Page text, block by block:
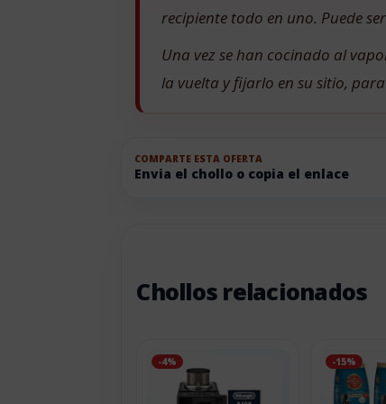
recipiente todo en uno. Puede
Una vez se han cocinado al
la vuelta y fijarlo en su sitio,
COMPARTE ESTA OFERTA
Envia el chollo o copia el enlace
Chollos relacionados
-4% -15%